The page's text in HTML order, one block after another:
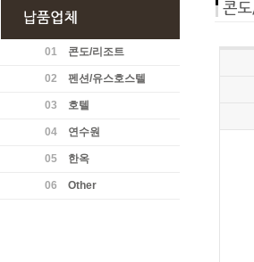
01 콘도/리조트
02 펜션/유스호스텔
03 호텔
04 연수원
05 한옥
06 Other